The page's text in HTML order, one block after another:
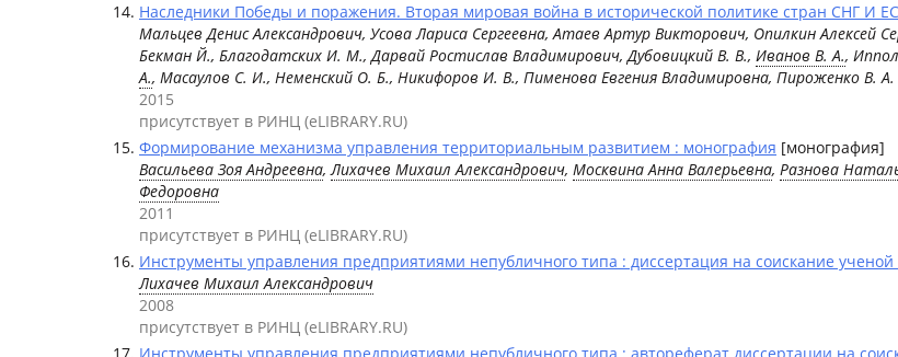
Наследники Победы и поражения. Вторая мировая война в исторической политике стран СНГ И
Мальцев Денис Александрович, Усова Лариса Сергеевна, Атаев Артур Викторович, Опилкин Алексей
Бекман Й., Благодатских И. М., Дарвай Ростислав Владимирович, Дубовицкий В. В., Иванов В. А.,
А., Масаулов С. И., Неменский О. Б., Никифоров И. В., Пименова Евгения Владимировна, Пироженко В. А.
2015
присутствует в РИНЦ (eLIBRARY.RU)
Формирование механизма управления территориальным развитием : монография [монография]
Васильева Зоя Андреевна,Лихачев Михаил Александрович, Москвина Анна Валерьевна, Разнова
Федоровна
2011
присутствует в РИНЦ (eLIBRARY.RU)
Инструменты управления предприятиями непубличного типа : диссертация на соискание ученой
Лихачев Михаил Александрович
2008
присутствует в РИНЦ (eLIBRARY.RU)